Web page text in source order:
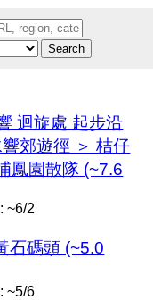
Search
迴旋處 起步沿
郊遊徑 ＞ 桔仔
鳳園散隊 (~7.6
~6/2
碼頭 (~5.0
~5/6